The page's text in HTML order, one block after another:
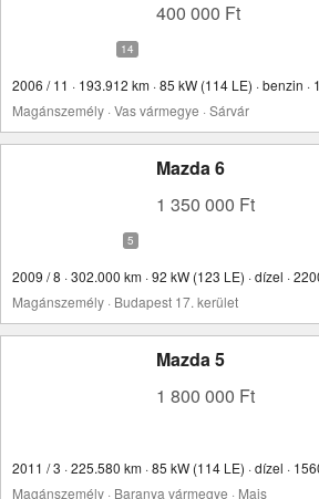
400 000 Ft
2006 / 11 · 193.912 km · 85 kW (114 LE) · benzin ·
Magánszemély · Vas vármegye · Sárvár
Mazda 6
1 350 000 Ft
2009 / 8 · 302.000 km · 92 kW (123 LE) · dízel ·
Magánszemély · Budapest 17. kerület
Mazda 5
1 800 000 Ft
2011 / 3 · 225.580 km · 85 kW (114 LE) · dízel ·
Magánszemély · Baranya vármegye · Majs